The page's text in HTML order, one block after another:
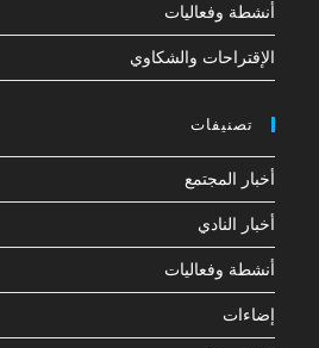
أنشطة وفعاليات
الإقتراحات والشكاوي
تصنيفات
أخبار المجتمع
أخبار النادي
أنشطة وفعاليات
إضاءات